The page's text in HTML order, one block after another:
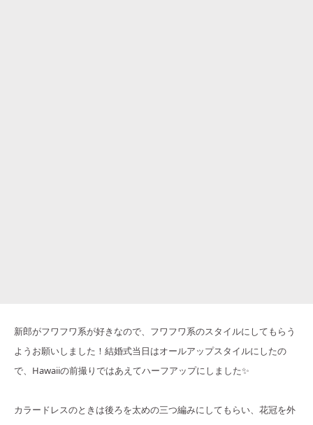
新郎がフワフワ系が好きなので、フワフワ系のスタイルにしてもらう
ようお願いしました！結婚式当日はオールアップスタイルにしたの
で、Hawaiiの前撮りではあえてハーフアップにしました✨
カラードレスのときは後ろを太めの三つ編みにしてもらい、花冠を外